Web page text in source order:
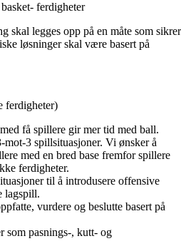
ferdigheter
skal legges opp på en måte som sikrer
løsninger skal være basert på
ferdigheter)
få spillere gir mer tid med ball.
3 spillsituasjoner. Vi ønsker å
med en bred base fremfor spillere
ferdigheter.
til å introdusere offensive
lagspill.
vurdere og beslutte basert på
som pasnings-, kutt- og